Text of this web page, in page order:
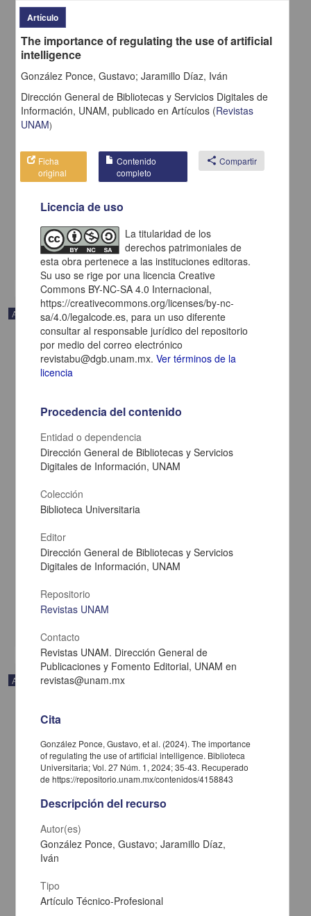
¡Leer o no leer! Esa es la ilusión
Jonathan; Celis Galindo, Dante Guillermo - Dirección General de
Bibliotecas y Servicios Digitales de Información, UNAM
2024-08-20
Multidisciplina
Artículo
Selection and Acquisition in Academic Libraries: Contributions for
Del Angel Santillán, Minerva; Olguín Martínez, Gabriela; Gómez
Robledo Verduzco, Alonso; Orlando, Eleonora; Nigenda López, G. -
Dirección General de Bibliotecas y Servicios Digitales de
2024-08-20
Multidisciplina
Artículo
Premio al Servicio Bibliotecario “Adolfo Rodríguez Gallardo” 2024:
Felipe Meneses Tello
Artículo
The importance of regulating the use of artificial
intelligence
González Ponce, Gustavo; Jaramillo Díaz, Iván
Dirección General de Bibliotecas y Servicios Digitales de
Información, UNAM, publicado enArtículos (Revistas
UNAM)
Ficha
original
Contenido
completo
share Compartir
Licencia de uso
La titularidad de los
derechos patrimoniales de
esta obra pertenece a las instituciones editoras.
Su uso se rige por una licencia Creative
Commons BY-NC-SA 4.0 Internacional,
https://creativecommons.org/licenses/by-nc-
sa/4.0/legalcode.es, para un uso diferente
consultar al responsable jurídico del repositorio
por medio del correo electrónico
revistabu@dgb.unam.mx.Ver términos de la
licencia
Procedencia del contenido
Entidad o dependencia
Dirección General de Bibliotecas y Servicios
Digitales de Información, UNAM
Colección
Biblioteca Universitaria
Editor
Dirección General de Bibliotecas y Servicios
Digitales de Información, UNAM
Repositorio
Revistas UNAM
Contacto
Revistas UNAM. Dirección General de
Publicaciones y Fomento Editorial, UNAM en
revistas@unam.mx
Cita
González Ponce, Gustavo, et al. (2024). The importance
of regulating the use of artificial intelligence. Biblioteca
Universitaria; Vol. 27 Núm. 1, 2024; 35-43. Recuperado
de https://repositorio.unam.mx/contenidos/4158843
Descripción del recurso
Autor(es)
González Ponce, Gustavo; Jaramillo Díaz,
Iván
Tipo
Artículo Técnico-Profesional